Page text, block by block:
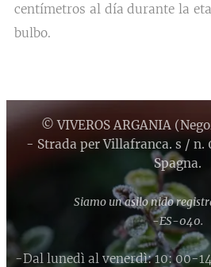
centímetros al día durante la
bulbo.
© VIVEROS ARGANIA
- Strada per Villafranca. s / n.
Spagna.
Siamo un asilo nido
-ES-040.
-Dal lunedì al venerdì: 10: 00-